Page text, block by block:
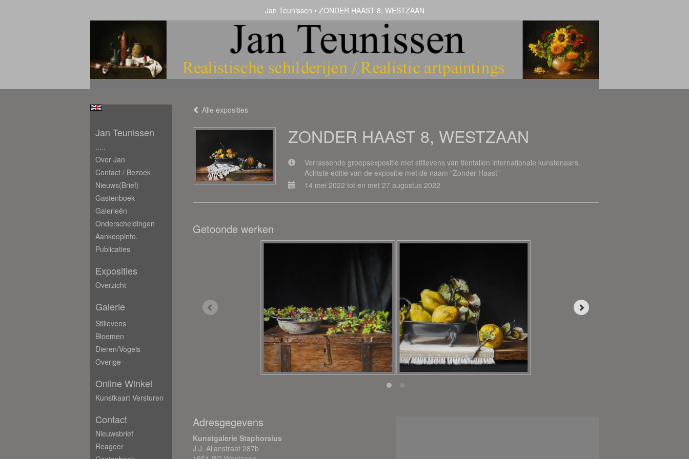
Jan Teunissen ZONDER HAAST 8, WESTZAAN
Alle exposities
ZONDER HAAST 8, WESTZAAN
Verrassende groepsexpositie met stillevens van tientallen internationale kunstenaars.
Achtste editie van de expositie met de naam "Zonder Haast"
14 mei 2022 tot en met 27 augustus 2022
Getoonde werken
Adresgegevens
Kunstgalerie Staphorsius
J.J. Allanstraat 287b
Jan Teunissen
.....
Over Jan
Contact / Bezoek
Nieuws(brief)
Gastenboek
Galerieën
Onderscheidingen
Aankoopinfo.
Publicaties
Exposities
Overzicht
Galerie
Stillevens
Bloemen
Dieren/Vogels
Overige
Online Winkel
Kunstkaart Versturen
Contact
Nieuwsbrief
Reageer